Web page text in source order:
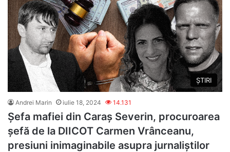
ȘTIRI
Andrei Marin iulie 18, 2024 14.131
Șefa mafiei din Caraș Severin, procuroarea
șefă de la DIICOT Carmen Vrânceanu,
presiuni inimaginabile asupra jurnaliștilor